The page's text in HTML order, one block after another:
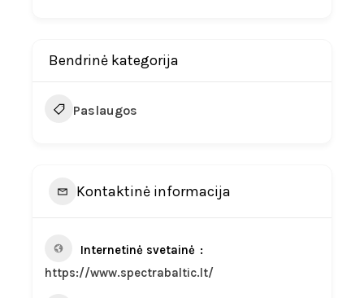
Bendrinė kategorija
Paslaugos
Kontaktinė informacija
Internetinė svetainė
https://www.spectrabaltic.lt/